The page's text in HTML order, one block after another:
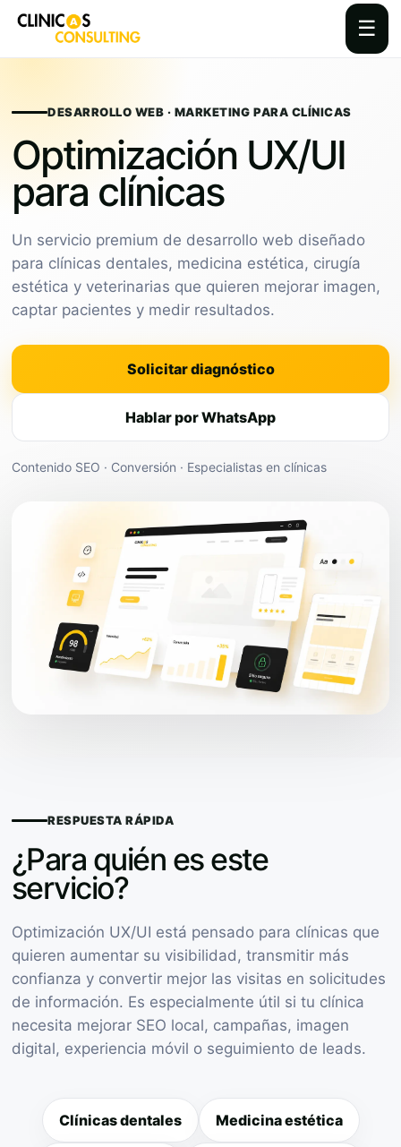
☰
contentDESARROLLO WEB · MARKETING PARA CLÍNICAS
Optimización UX/UI
para clínicas
Un servicio premium de desarrollo web diseñado
para clínicas dentales, medicina estética, cirugía
estética y veterinarias que quieren mejorar imagen,
captar pacientes y medir resultados.
Solicitar diagnóstico
Hablar por WhatsApp
Contenido SEO · Conversión · Especialistas en clínicas
RESPUESTA RÁPIDA
¿Para quién es este
servicio?
Optimización UX/UI está pensado para clínicas que
quieren aumentar su visibilidad, transmitir más
confianza y convertir mejor las visitas en solicitudes
de información. Es especialmente útil si tu clínica
necesita mejorar SEO local, campañas, imagen
digital, experiencia móvil o seguimiento de leads.
Clínicas dentales Medicina estética